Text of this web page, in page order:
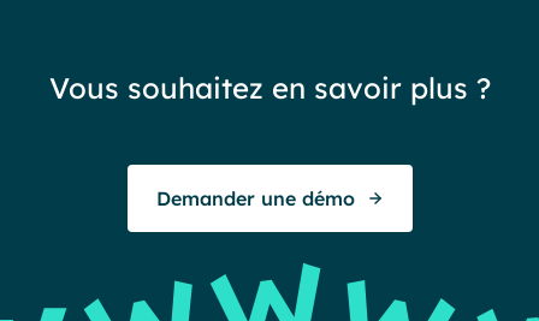
Vous souhaitez en savoir plus ?
Demander une démo